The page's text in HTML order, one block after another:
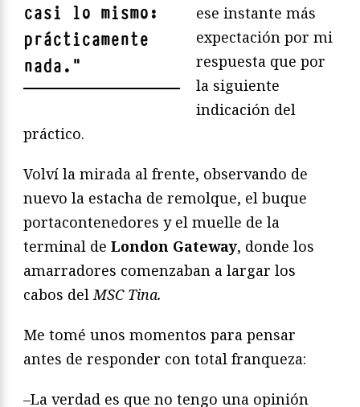
casi lo mismo:
prácticamente
nada. "
ese instante más
expectación por mi
respuesta que por
la siguiente
indicación del
práctico.
Volví la mirada al frente, observando de
nuevo la estacha de remolque, el buque
portacontenedores y el muelle de la
terminal de London Gateway, donde los
amarradores comenzaban a largar los
cabos delMSC Tina.
Me tomé unos momentos para pensar
antes de responder con total franqueza:
–La verdad es que no tengo una opinión